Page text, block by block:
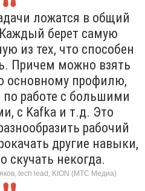
ложатся в общий
берет самую
из тех, что способен
Причем можно взять
основному профилю,
работе с большими
с Kafka и т.д. Это
рабочий
другие навыки,
скучать некогда.
tech lead, KION (МТС Медиа)